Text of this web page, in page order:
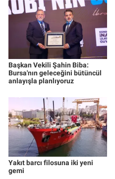
Başkan Vekili Şahin Biba:
Bursa'nın geleceğini bütüncül
anlayışla planlıyoruz
Yakıt barcı filosuna iki yeni
gemi